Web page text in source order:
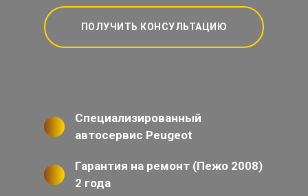
ПОЛУЧИТЬ КОНСУЛЬТАЦИЮ
Специализированный
автосервис Peugeot
Гарантия на ремонт (Пежо 2008)
2 года